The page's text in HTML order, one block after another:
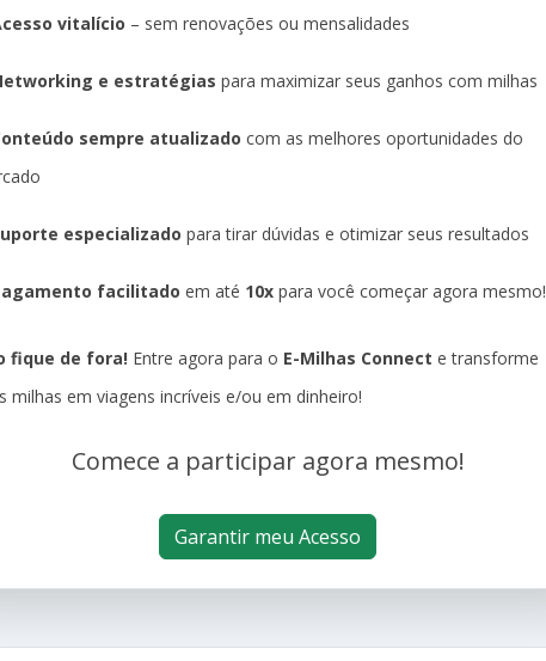
vitalício – sem renovações ou mensalidades
e estratégias para maximizar seus ganhos com milhas
sempre atualizado com as melhores oportunidades do
especializado para tirar dúvidas e otimizar seus resultados
facilitado em até 10x para você começar agora mesmo!
fique de fora! Entre agora para o E-Milhas Connect e transforme
milhas em viagens incríveis e/ou em dinheiro!
Comece a participar agora mesmo!
Garantir meu Acesso